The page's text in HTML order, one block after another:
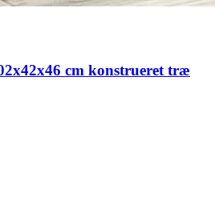
cm konstrueret træ